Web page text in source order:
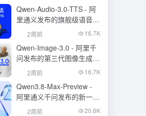
Qwen-Audio-3.0-TTS - 阿
里通义发布的旗舰级语音合
成大模型
2周前 16.7K
Qwen-Image-3.0 - 阿里千
问发布的第三代图像生成基
础模型
2周前 16.7K
Qwen3.8-Max-Preview -
阿里通义千问发布的新一代
旗舰大模型
2周前 20.6K